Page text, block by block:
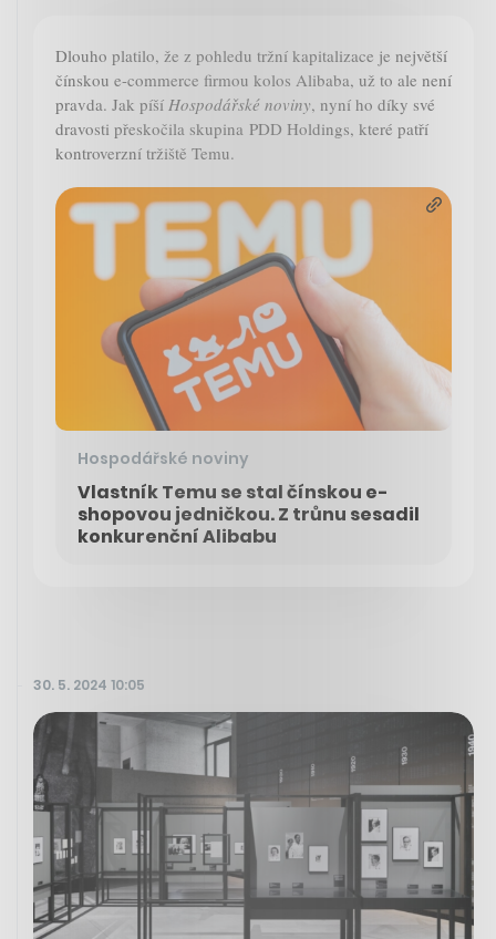
Dlouho platilo, že z pohledu tržní kapitalizace je největší
čínskou e-commerce firmou kolos Alibaba, už to ale není
pravda. Jak píší Hospodářské noviny, nyní ho díky své
dravosti přeskočila skupina PDD Holdings, které patří
kontroverzní tržiště Temu.
Hospodářské noviny
Vlastník Temu se stal čínskou e-
shopovou jedničkou. Z trůnu sesadil
konkurenční Alibabu
30. 5. 2024 10:05